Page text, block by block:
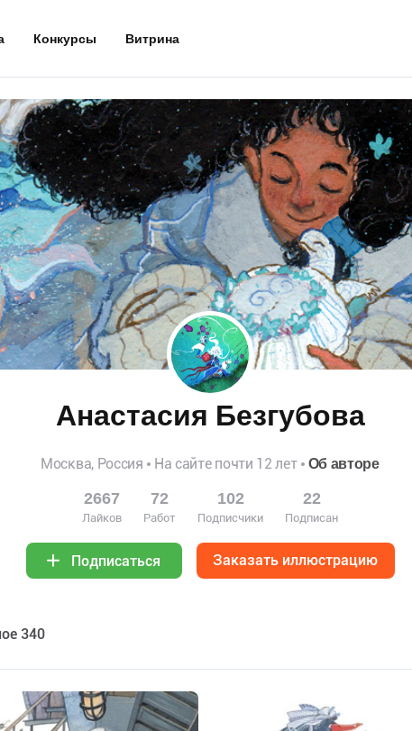
Конкурсы Витрина
Анастасия Безгубова
Москва, Россия На сайте почти 12 лет Об авторе
2667
Лайков
72
Работ
102
Подписчики
22
Подписан
Подписаться Заказать иллюстрацию
340